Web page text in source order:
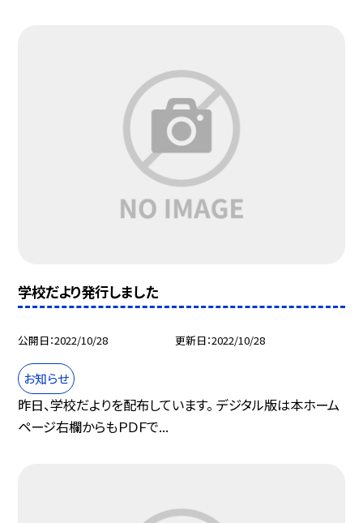
学校だより発行しました
公開日 2022/10/28 更新日 2022/10/28
お知らせ
昨日、学校だよりを配布しています。 デジタル版は本ホーム
ページ右欄からもＰＤＦで...